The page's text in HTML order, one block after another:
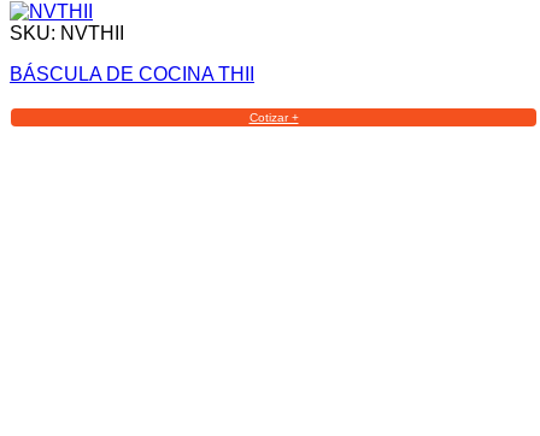
SKU: NVTHII
BÁSCULA DE COCINA THII
Cotizar +